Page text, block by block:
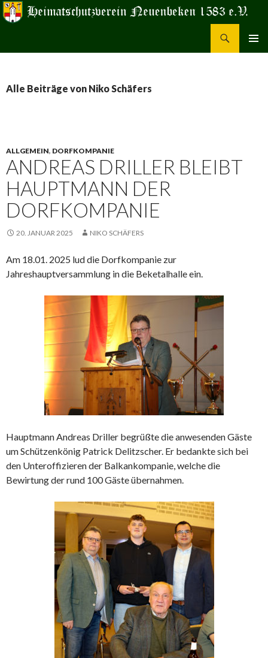
Alle Beiträge von Niko Schäfers
ALLGEMEIN, DORFKOMPANIE
ANDREAS DRILLER BLEIBT
HAUPTMANN DER
DORFKOMPANIE
20. JANUAR 2025 NIKO SCHÄFERS
Am 18.01. 2025 lud die Dorfkompanie zur
Jahreshauptversammlung in die Beketalhalle ein.
Hauptmann Andreas Driller begrüßte die anwesenden Gäste
um Schützenkönig Patrick Delitzscher. Er bedankte sich bei
den Unteroffizieren der Balkankompanie, welche die
Bewirtung der rund 100 Gäste übernahmen.